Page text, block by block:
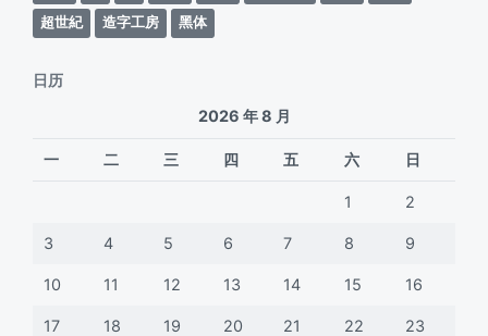
超世紀
造字工房 黑体
日历
2026 年 8 月
一 二 三 四 五 六 日
1 2
3 4 5 6 7 8 9
10 11 12 13 14 15 16
17 18 19 20 21 22 23